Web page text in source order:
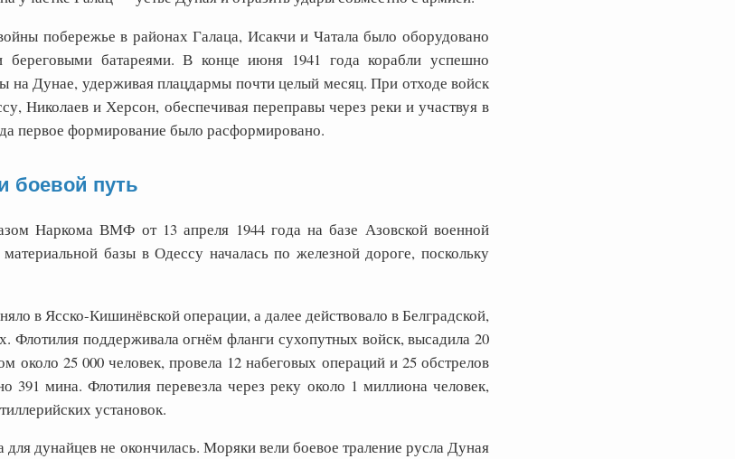
побережье в районах Галаца, Исакчи и Чатала было оборудовано
береговыми батареями. В конце июня 1941 года корабли успешно
на Дунае, удерживая плацдармы почти целый месяц. При отходе войск
Николаев и Херсон, обеспечивая переправы через реки и участвуя в
первое формирование было расформировано.
боевой путь
Наркома ВМФ от 13 апреля 1944 года на базе Азовской военной
базы в Одессу началась по железной дороге, поскольку
в Ясско-Кишинёвской операции, а далее действовало в Белградской,
Флотилия поддерживала огнём фланги сухопутных войск, высадила 20
около 25 000 человек, провела 12 набеговых операций и 25 обстрелов
391 мина. Флотилия перевезла через реку около 1 миллиона человек,
установок.
дунайцев не окончилась. Моряки вели боевое траление русла Дуная